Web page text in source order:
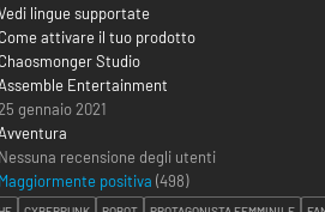
lingue supportate
Come attivare il tuo prodotto
Chaosmonger Studio
Entertainment
gennaio 2021
Nessuna recensione degli utenti
Maggiormente positiva (498)